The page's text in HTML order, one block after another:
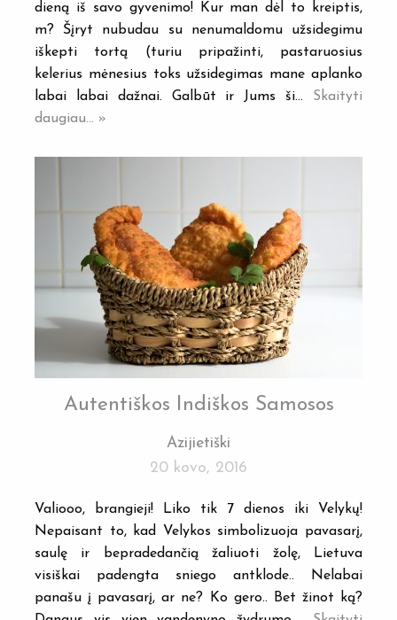
dieną iš savo gyvenimo! Kur man dėl to kreiptis,
m? Šįryt nubudau su nenumaldomu užsidegimu
iškepti tortą (turiu pripažinti, pastaruosius
kelerius mėnesius toks užsidegimas mane aplanko
labai labai dažnai. Galbūt ir Jums ši… Skaityti
daugiau... »
Autentiškos Indiškos Samosos
Azijietiški
20 kovo, 2016
Valiooo, brangieji! Liko tik 7 dienos iki Velykų!
Nepaisant to, kad Velykos simbolizuoja pavasarį,
saulę ir bepradedančią žaliuoti žolę, Lietuva
visiškai padengta sniego antklode.. Nelabai
panašu į pavasarį, ar ne? Ko gero.. Bet žinot ką?